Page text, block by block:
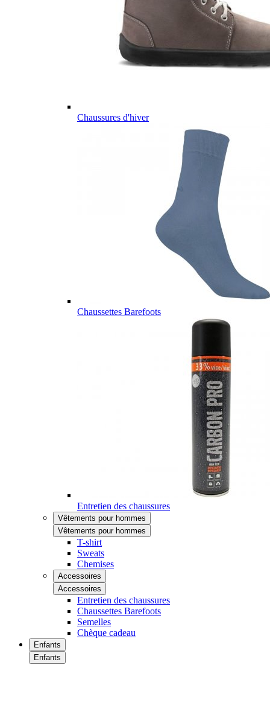
Chaussures d'hiver
Chaussettes Barefoots
Entretien des chaussures
Vêtements pour hommes
Vêtements pour hommes
T-shirt
Sweats
Chemises
Accessoires
Accessoires
Entretien des chaussures
Chaussettes Barefoots
Semelles
Chèque cadeau
Enfants
Enfants